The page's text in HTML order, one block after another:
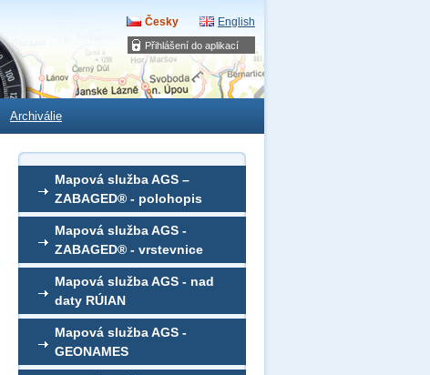
Přihlášení do aplikací
Česky English
Archiválie
Mapová služba AGS –
ZABAGED® - polohopis
Mapová služba AGS -
ZABAGED® - vrstevnice
Mapová služba AGS - nad
daty RÚIAN
Mapová služba AGS -
GEONAMES